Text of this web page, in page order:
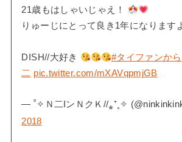
21歳もはしゃいじゃえ！
りゅーじにとって良き1年になります
DISH//大好き #タイファンから
二 pic.twitter.com/mXAVqpmjGB
— ˚✧Ｎ二IンＮクＫ//⁎⁺˳✧
2018